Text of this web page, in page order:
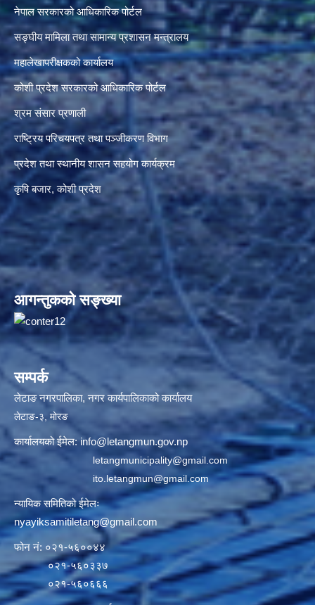
नेपाल सरकारको आधिकारिक पोर्टल
सङ्‍घीय मामिला तथा सामान्य प्रशासन मन्त्रालय
महालेखापरीक्षकको कार्यालय
कोशी प्रदेश सरकारको आधिकारिक पोर्टल
श्रम संसार प्रणाली
राष्ट्रिय परिचयपत्र तथा पञ्जीकरण विभाग
प्रदेश तथा स्थानीय शासन सहयोग कार्यक्रम
कृषि बजार, कोशी प्रदेश
आगन्तुकको सङ्ख्या
सम्पर्क
लेटाङ नगरपालिका, नगर कार्यपालिकाको कार्यालय
लेटाङ-३, मोरङ
कार्यालयको ईमेल:info@letangmun.gov.np
letangmunicipality@gmail.com
ito.letangmun@gmail.com
न्यायिक समितिको ईमेलः
nyayiksamitiletang@gmail.com
फोन नं: ०२१-५६००४४
०२१-५६०३३७
०२१-५६०६६६